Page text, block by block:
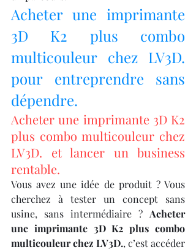
Acheter une imprimante
3D K2 plus combo
multicouleur chez LV3D.
pour entreprendre sans
dépendre.
Acheter une imprimante 3D K2
plus combo multicouleur chez
LV3D. et lancer un business
rentable.
Vous avez une idée de produit ? Vous
cherchez à tester un concept sans
usine, sans intermédiaire ? Acheter
une imprimante 3D K2 plus combo
multicouleur chez LV3D., c’est accéder